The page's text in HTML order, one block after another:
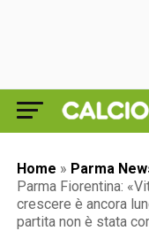
Home » Parma
Parma Fiorentina:
crescere è ancora
partita non è stata